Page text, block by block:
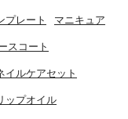
プレート マニキュア
スコート
イルケアセット
ップオイル